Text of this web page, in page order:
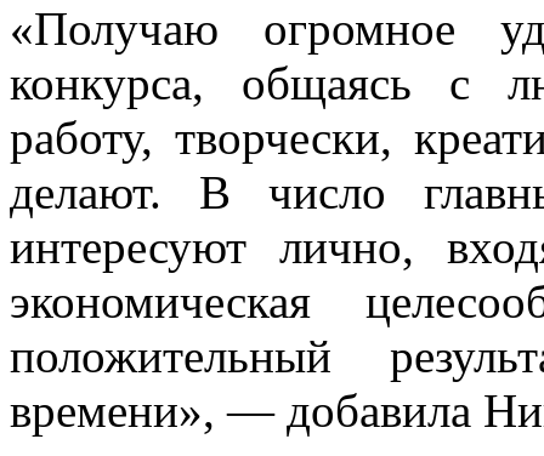
«Получаю огромное
конкурса, общаясь с
работу, творчески,
делают. В число
интересуют лично,
экономическая
положительный
времени», — добавила